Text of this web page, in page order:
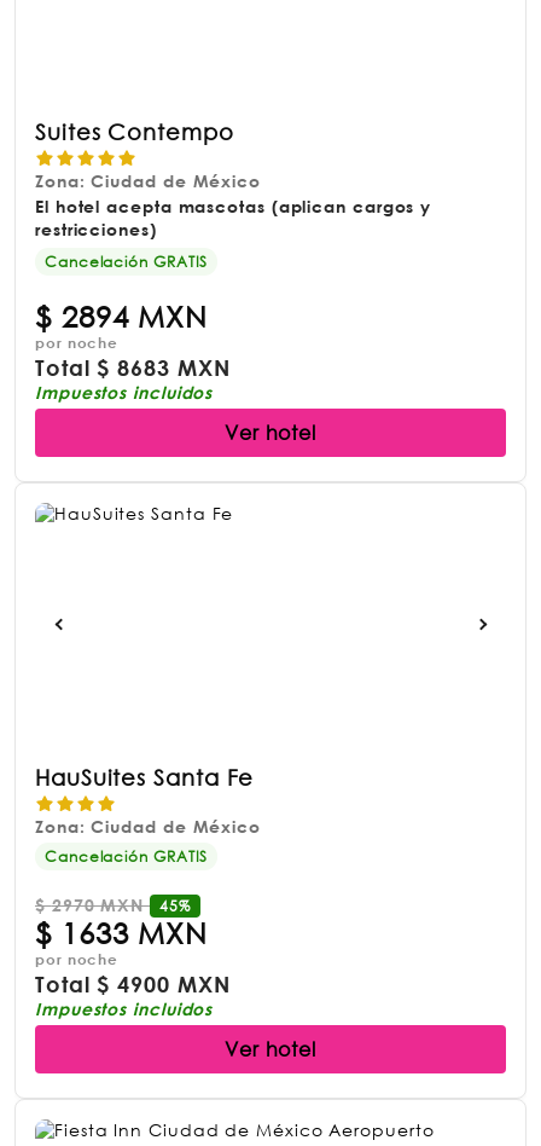
Suites Contempo
Zona: Ciudad de México
El hotel acepta mascotas (aplican cargos y
restricciones)
Cancelación GRATIS
$ 2894 MXN
por noche
Total$8683 MXN
Impuestos incluidos
Ver hotel
HauSuites Santa Fe
Zona: Ciudad de México
Cancelación GRATIS
$2970 MXN 45%
$ 1633 MXN
por noche
Total$4900 MXN
Impuestos incluidos
Ver hotel